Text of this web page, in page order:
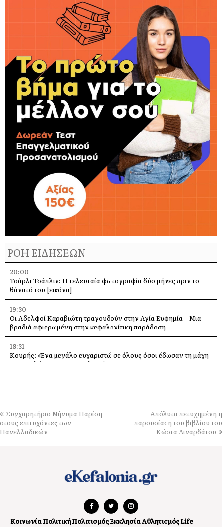
ΡΟΗ ΕΙΔΗΣΕΩΝ
20:00
Τσάρλι Τσάπλιν: Η τελευταία φωτογραφία δύο μήνες πριν το
θάνατό του [εικόνα]
19:30
Οι Αδελφοί Καραβιώτη τραγουδούν στην Αγία Ευφημία – Μια
βραδιά αφιερωμένη στην κεφαλονίτικη παράδοση
18:31
Κουρής: «Ένα μεγάλο ευχαριστώ σε όλους όσοι έδωσαν τη μάχη
με τις φλόγες στην Κεφαλονιά»
18:00
Η Χορωδία και Μαντολινάτα Αργοστολίου τραγουδά στο
μήνες – Άμεση παρέμβαση τώρα»
Προσοχή σε νέα ηλεκτρονική απάτη, με δήθεν email από τον e-
Συγχαρητήριο Μήνυμα Παρίση
στους επιτυχόντες των
Πανελλαδικών
Απόλυτα πετυχημένη η
παρουσίαση του βιβλίου του
Κώστα Λιναρδάτου
ΚοινωνίαΠολιτικήΠολιτισμόςΕκκλησίαΑθλητισμόςLife